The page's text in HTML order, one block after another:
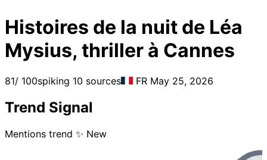
Histoires de la nuit de Léa
Mysius, thriller à Cannes
81/ 100spiking 10 sources FR May 25, 2026
Trend Signal
Mentions trend ✨ New